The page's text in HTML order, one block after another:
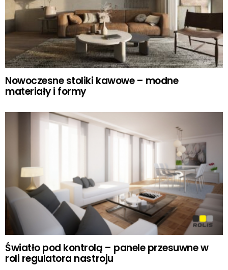
Nowoczesne stoliki kawowe – modne
materiały i formy
Światło pod kontrolą – panele przesuwne w
roli regulatora nastroju